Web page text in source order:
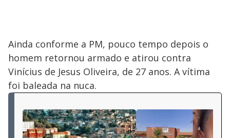
Ainda conforme a PM, pouco tempo depois o
homem retornou armado e atirou contra
Vinícius de Jesus Oliveira, de 27 anos. A vítima
foi baleada na nuca.